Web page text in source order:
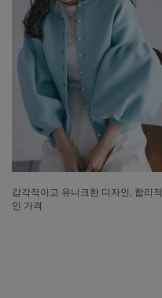
감각적이고 유니크한 디자인, 합리적
인 가격